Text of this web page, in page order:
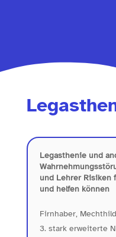
Legasthenie und
und Lehrer Risiken
und helfen können
Firnhaber, Mechthild
3. stark erweiterte